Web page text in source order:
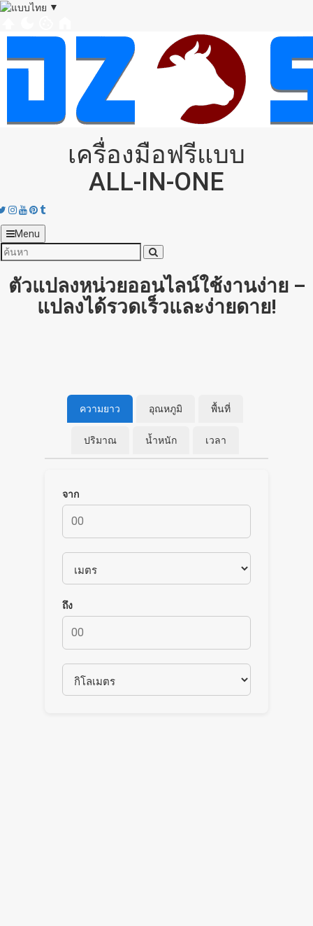
▼
เครื่องมือฟรีแบบ
ALL‑IN‑ONE
Twitter
Instagram
Youtube
Pinterest
tumblr
Menu
ตัวแปลงหน่วยออนไลน์ใช้งานง่าย –
แปลงได้รวดเร็วและง่ายดาย!
ความยาว อุณหภูมิ พื้นที่
ปริมาณ น้ำหนัก เวลา
จาก
ถึง